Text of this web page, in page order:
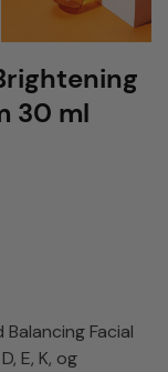
30 ml
Facial
E, K, og